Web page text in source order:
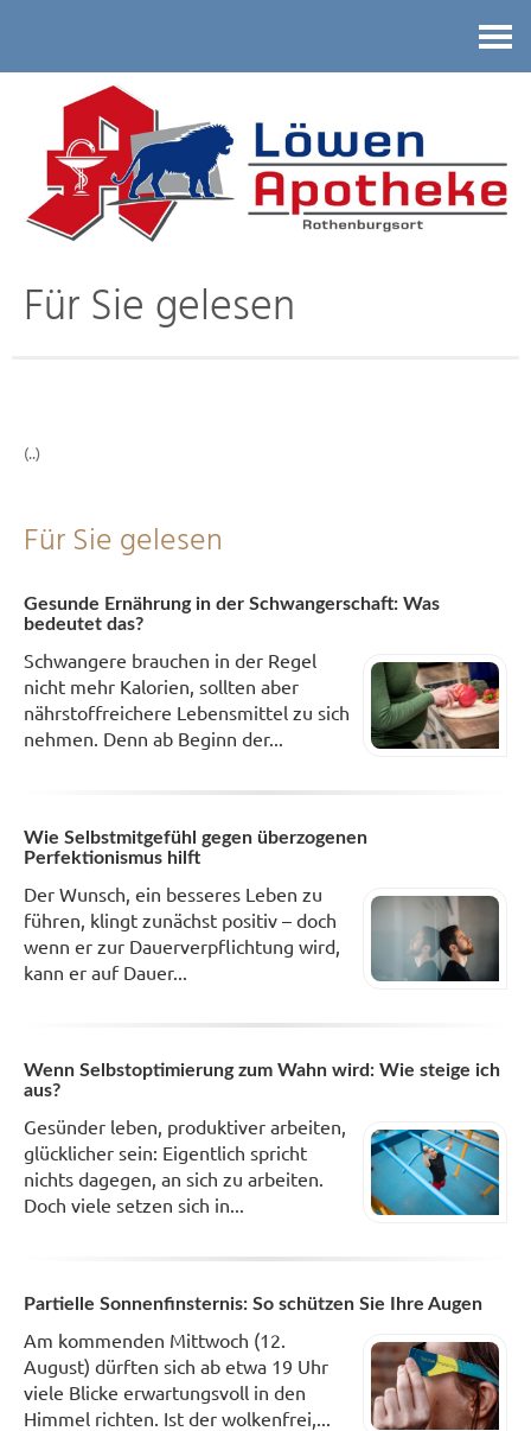
Für Sie gelesen
(..)
Für Sie gelesen
Gesunde Ernährung in der Schwangerschaft: Was
bedeutet das?
Schwangere brauchen in der Regel
nicht mehr Kalorien, sollten aber
nährstoffreichere Lebensmittel zu sich
nehmen. Denn ab Beginn der...
Wie Selbstmitgefühl gegen überzogenen
Perfektionismus hilft
Der Wunsch, ein besseres Leben zu
führen, klingt zunächst positiv – doch
wenn er zur Dauerverpflichtung wird,
kann er auf Dauer...
Wenn Selbstoptimierung zum Wahn wird: Wie steige ich
aus?
Gesünder leben, produktiver arbeiten,
glücklicher sein: Eigentlich spricht
nichts dagegen, an sich zu arbeiten.
Doch viele setzen sich in...
Partielle Sonnenfinsternis: So schützen Sie Ihre Augen
Am kommenden Mittwoch (12.
August) dürften sich ab etwa 19 Uhr
viele Blicke erwartungsvoll in den
Himmel richten. Ist der wolkenfrei,...